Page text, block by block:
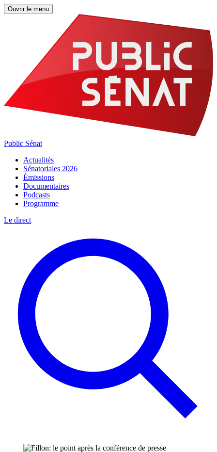
Ouvrir le menu
Public Sénat
Actualités
Sénatoriales 2026
Émissions
Documentaires
Podcasts
Programme
Le direct